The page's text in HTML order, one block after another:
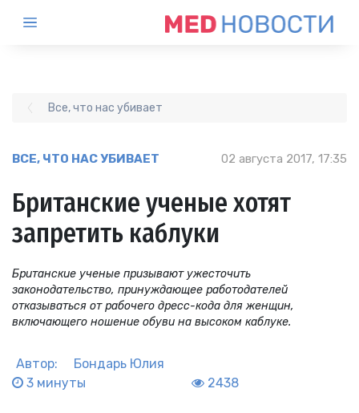
Все, что нас убивает
ВСЕ, ЧТО НАС УБИВАЕТ 02 августа 2017, 17:35
Британские ученые хотят
запретить каблуки
Британские ученые призывают ужесточить
законодательство, принуждающее работодателей
отказываться от рабочего дресс-кода для женщин,
включающего ношение обуви на высоком каблуке.
Автор:
Бондарь Юлия
3 минуты
2438